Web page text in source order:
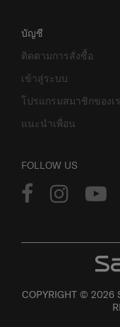
บัญชี
ติดตามการสั่งซื้อ
เข้าสู่ระบบ
โปรแกรมสมาชิกของเ
แนะนำเพื่อน
FOLLOW US
COPYRIGHT © 2026